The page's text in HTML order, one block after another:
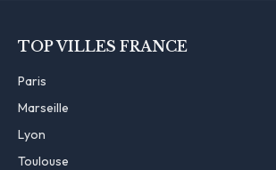
TOP VILLES FRANCE
Paris
Marseille
Lyon
Toulouse